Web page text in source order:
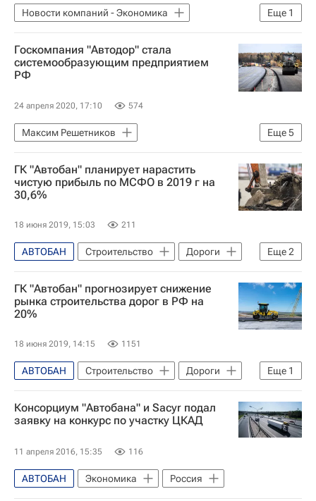
Еще 1
Новости компаний - Экономика
ВТБ (банк)
Госкомпания "Автодор" стала
системообразующим предприятием
РФ
24 апреля 2020, 17:10 574
Еще5
Максим Решетников
Распространение коронавируса
Строительство
Дороги
Коронавирус COVID-19
Коронавирус в России
ГК "Автобан" планирует нарастить
чистую прибыль по МСФО в 2019 г на
30,6%
18 июня 2019, 15:03 211
Еще2
АВТОБАН Строительство
Дороги
Прибыль
Россия
ГК "Автобан" прогнозирует снижение
рынка строительства дорог в РФ на
20%
18 июня 2019, 14:15 1151
Еще 1
АВТОБАН Строительство
Дороги
Россия
Консорциум "Автобана" и Sacyr подал
заявку на конкурс по участку ЦКАД
11 апреля 2016, 15:35 116
АВТОБАН Экономика Россия